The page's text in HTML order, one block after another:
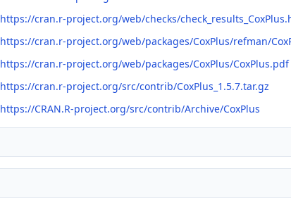
https://cran.r-project.org/web/checks/
https://cran.r-project.org/web/packages/CoxPlus/refman/
https://cran.r-project.org/web/packages/CoxPlus/CoxPlus.pdf
https://cran.r-project.org/src/contrib/CoxPlus_1.5.7.tar.gz
https://CRAN.R-project.org/src/contrib/Archive/CoxPlus